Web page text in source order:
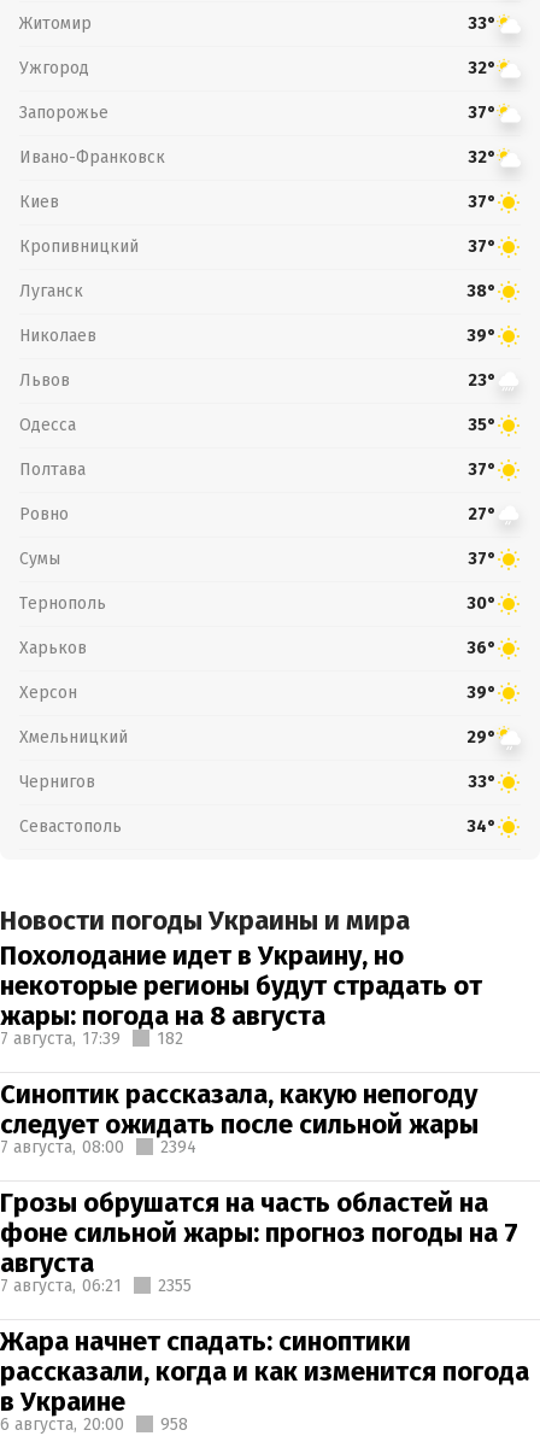
Житомир 33°
Ужгород 32°
Запорожье 37°
Ивано-Франковск 32°
Киев 37°
Кропивницкий 37°
Луганск 38°
Николаев 39°
Львов 23°
Одесса 35°
Полтава 37°
Ровно 27°
Сумы 37°
Тернополь 30°
Харьков 36°
Херсон 39°
Хмельницкий 29°
Чернигов 33°
Севастополь 34°
Новости погоды Украины и мира
Похолодание идет в Украину, но
некоторые регионы будут страдать от
жары: погода на 8 августа
7 августа, 17:39 182
Синоптик рассказала, какую непогоду
следует ожидать после сильной жары
7 августа, 08:00 2394
Грозы обрушатся на часть областей на
фоне сильной жары: прогноз погоды на 7
августа
7 августа, 06:21 2355
Жара начнет спадать: синоптики
рассказали, когда и как изменится погода
в Украине
6 августа, 20:00 958